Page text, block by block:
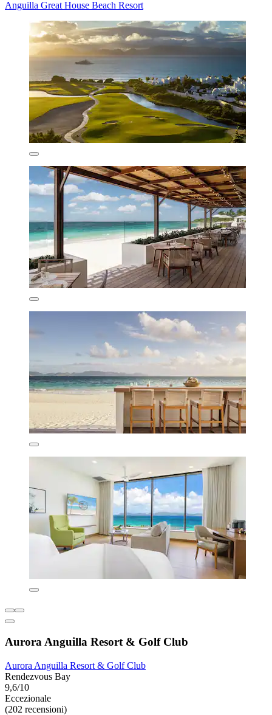
Anguilla Great House Beach Resort
Aurora Anguilla Resort & Golf Club
Aurora Anguilla Resort & Golf Club
Rendezvous Bay
9,6/10
Eccezionale
(202 recensioni)